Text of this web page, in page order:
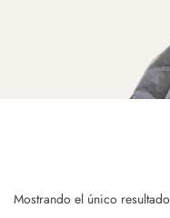
Mostrando el único resultado